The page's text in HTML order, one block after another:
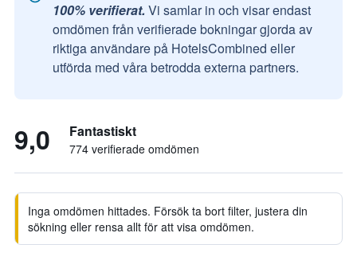
100% verifierat. Vi samlar in och visar endast
omdömen från verifierade bokningar gjorda av
riktiga användare på HotelsCombined eller
utförda med våra betrodda externa partners.
9,0 Fantastiskt
774 verifierade omdömen
Inga omdömen hittades. Försök ta bort filter, justera din
sökning eller rensa allt för att visa omdömen.